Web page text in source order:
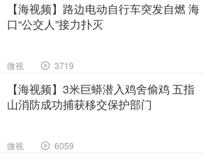
【海视频】路边电动自行车突发自燃 海
口“公交人”接力扑灭
微视 3719
【海视频】3米巨蟒潜入鸡舍偷鸡 五指
山消防成功捕获移交保护部门
微视 6059